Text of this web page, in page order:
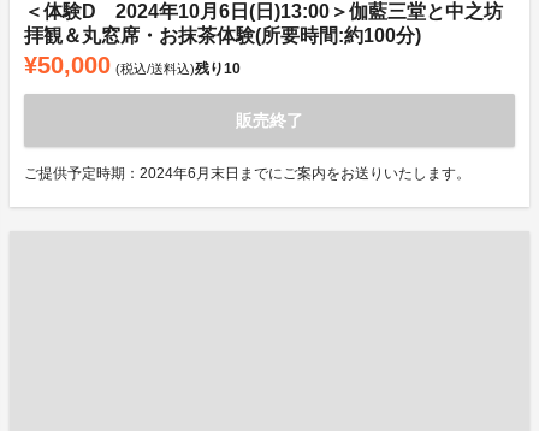
＜体験D 2024年10月6日(日)13:00＞伽藍三堂と中之坊
拝観＆丸窓席・お抹茶体験(所要時間:約100分)
¥50,000 (税込/送料込)残り10
販売終了
ご提供予定時期：2024年6月末日までにご案内をお送りいたします。